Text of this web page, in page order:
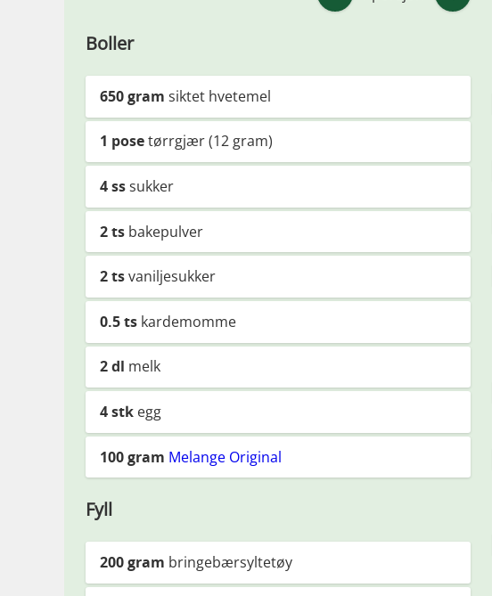
Boller
650gram siktet hvetemel
1 posetørrgjær (12 gram)
4sssukker
2ts bakepulver
2tsvaniljesukker
0.5ts kardemomme
2dl melk
4stk egg
100gram Melange Original
Fyll
200gram bringebærsyltetøy